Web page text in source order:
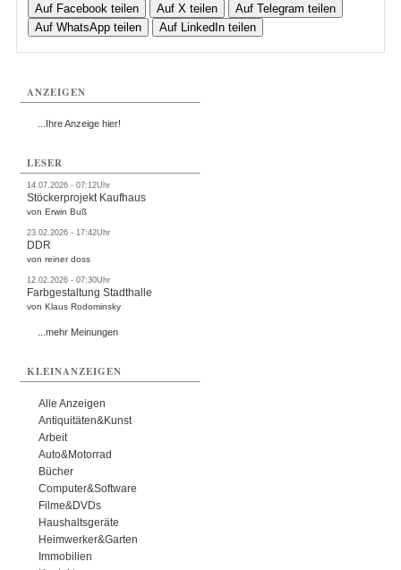
Auf Facebook teilen
Auf X teilen
Auf Telegram teilen
Auf WhatsApp teilen
Auf LinkedIn teilen
ANZEIGEN
...Ihre Anzeige hier!
LESER
14.07.2026 - 07:12Uhr
Stöckerprojekt Kaufhaus
von Erwin Buß
23.02.2026 - 17:42Uhr
DDR
von reiner doss
12.02.2026 - 07:30Uhr
Farbgestaltung Stadthalle
von Klaus Rodominsky
...mehr Meinungen
KLEINANZEIGEN
Alle Anzeigen
Antiquitäten&Kunst
Arbeit
Auto&Motorrad
Bücher
Computer&Software
Filme&DVDs
Haushaltsgeräte
Heimwerker&Garten
Immobilien